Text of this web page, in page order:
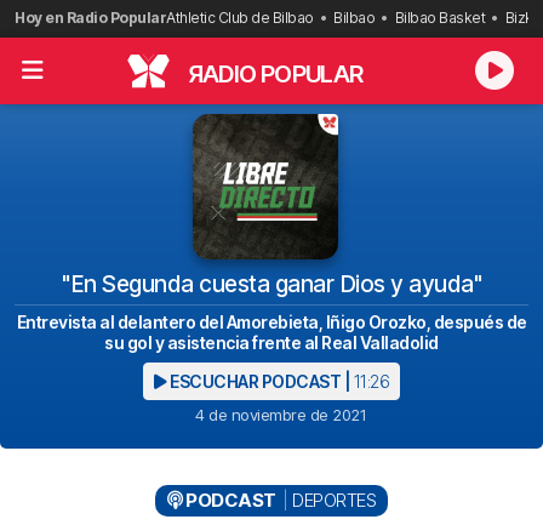
Saltar
al
contenido
Hoy en Radio PopularAthletic Club de Bilbao Bilbao Bilbao Basket
RADIO POPULAR
"En Segunda cuesta ganar Dios y ayuda"
Entrevista al delantero del Amorebieta, Iñigo Orozko, después de
su gol y asistencia frente al Real Valladolid
ESCUCHAR PODCAST | 11:26
4 de noviembre de 2021
PODCAST DEPORTES